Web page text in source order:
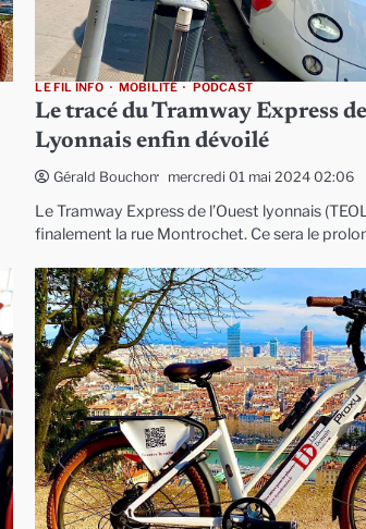
LE FIL INFO MOBILITÉ PODCAST
Le tracé du Tramway Express
Lyonnais enfin dévoilé
Gérald Bouchon mercredi 01 mai 2024 02:06
Le Tramway Express de l’Ouest lyonnais
finalement la rue Montrochet. Ce sera le